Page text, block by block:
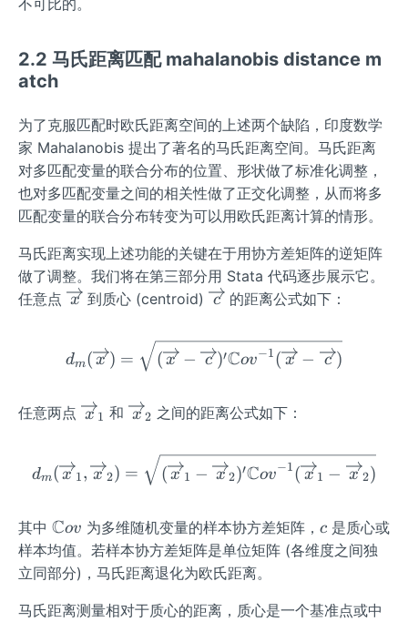
2.2 马氏距离匹配 mahalanobis distance m
atch
为了克服匹配时欧氏距离空间的上述两个缺陷，印度数学
家 Mahalanobis 提出了著名的马氏距离空间。马氏距离
对多匹配变量的联合分布的位置、形状做了标准化调整，
也对多匹配变量之间的相关性做了正交化调整，从而将多
匹配变量的联合分布转变为可以用欧氏距离计算的情形。
马氏距离实现上述功能的关键在于用协方差矩阵的逆矩阵
做了调整。我们将在第三部分用 Stata 代码逐步展示它。
任意点 \o
g
ar
ro
x
x 到质心 (centroid) \o
rri
g
ar
ro
c
c 的距离公式如下：
d_{m}(\overrightarrow
dm( x) = ( x − c )′Cov−1( x − c )
任意两点 \ov
arr
x_
{1}
x 1 和 \ov
arr
x_
{2}
x 2 之间的距离公式如下：
d_{m}(\overrightarrow
dm( x 1, x 2) = ( x 1 − x 2)′Cov−1( x 1 − x 2)
其中 \m
at
hb
{C
Cov 为多维随机变量的样本协方差矩阵， c
c是质心或
样本均值。若样本协方差矩阵是单位矩阵 (各维度之间独
立同部分)，马氏距离退化为欧氏距离。
马氏距离测量相对于质心的距离，质心是一个基准点或中